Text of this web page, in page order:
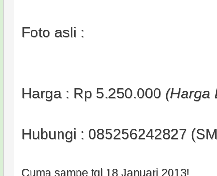
Foto asli :
Harga : Rp 5.250.000 (Harga
Hubungi : 085256242827
Cuma sampe tgl 18 Januari 2013!